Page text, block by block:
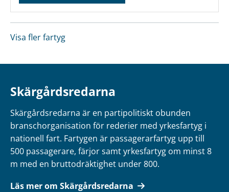
Visa fler fartyg
Skärgårdsredarna
Skärgårdsredarna är en partipolitiskt obunden
branschorganisation för rederier med yrkesfartyg i
nationell fart. Fartygen är passagerarfartyg upp till
500 passagerare, färjor samt yrkesfartyg om minst 8
m med en bruttodräktighet under 800.
Läs mer om Skärgårdsredarna